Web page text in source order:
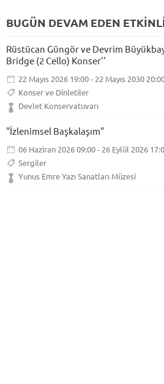
BUGÜN DEVAM EDEN
Rüstücan Güngör ve Devrim
Bridge (2 Cello) Konser''
22 Mayıs 2026 19:00 - 22 Mayıs 2030
Konser ve Dinletiler
Devlet Konservatuvarı
"İzlenimsel Başkalaşım"
06 Haziran 2026 09:00 - 26 Eylül 2026
Sergiler
Yunus Emre Yazı Sanatları Müzesi